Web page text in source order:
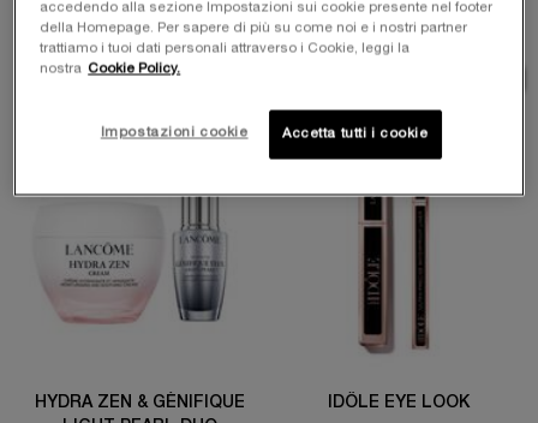
COMPRA LA ROUTINE RÉNERGIE KIT ANTI-ETÀ VISO &
-20% con codiceROUTINE
COMPRA LA ROUTINE
HYDRA ZEN & GÉNIFIQUE
ONLINE
IDÔLE EYE LOOK
accedendo alla sezione Impostazioni sui cookie presente nel footer
della Homepage. Per sapere di più su come noi e i nostri partner
trattiamo i tuoi dati personali attraverso i Cookie, leggi la
nostra Cookie Policy.
Impostazioni cookie Accetta tutti i cookie